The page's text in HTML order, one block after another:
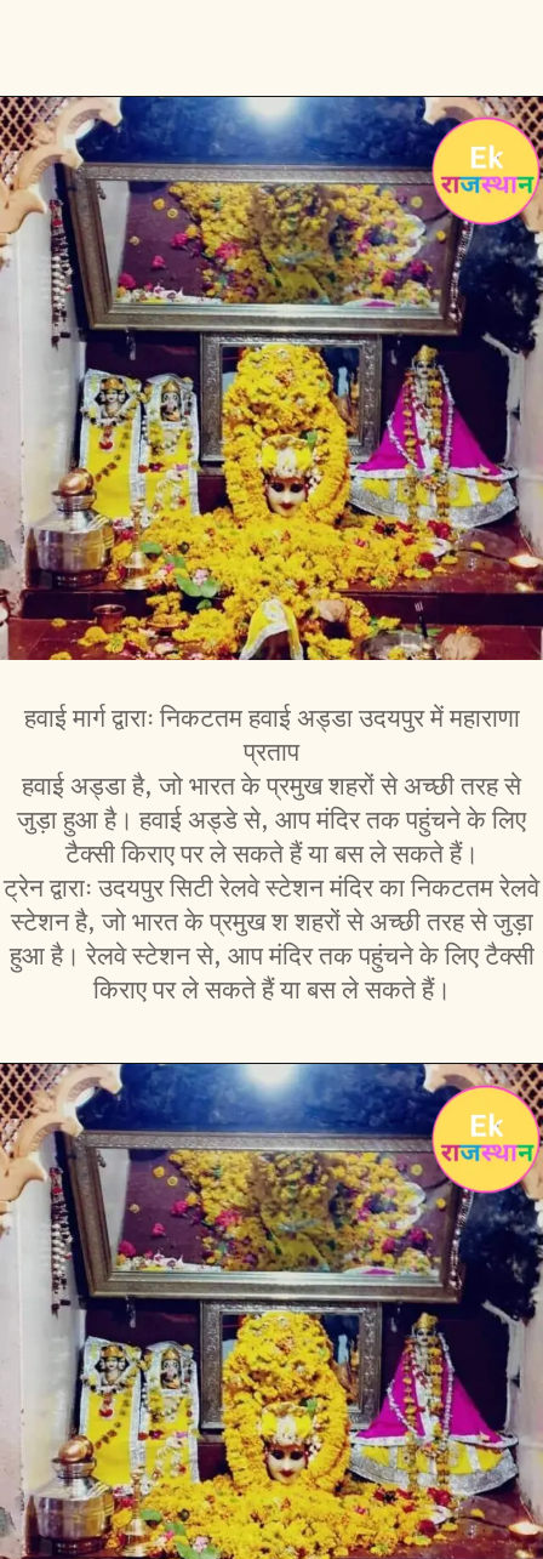
हवाई मार्ग द्वाराः निकटतम हवाई अड्डा उदयपुर में महाराणा
प्रताप
हवाई अड्डा है, जो भारत के प्रमुख शहरों से अच्छी तरह से
जुड़ा हुआ है। हवाई अड्डे से, आप मंदिर तक पहुंचने के लिए
टैक्सी किराए पर ले सकते हैं या बस ले सकते हैं।
ट्रेन द्वाराः उदयपुर सिटी रेलवे स्टेशन मंदिर का निकटतम रेलवे
स्टेशन है, जो भारत के प्रमुख श शहरों से अच्छी तरह से जुड़ा
हुआ है। रेलवे स्टेशन से, आप मंदिर तक पहुंचने के लिए टैक्सी
किराए पर ले सकते हैं या बस ले सकते हैं।